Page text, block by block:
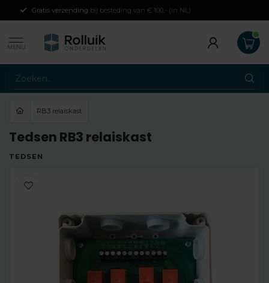
Gratis verzending bij besteding van € 100,- (in NL)
MENU
RB3 relaiskast
Tedsen RB3 relaiskast
TEDSEN